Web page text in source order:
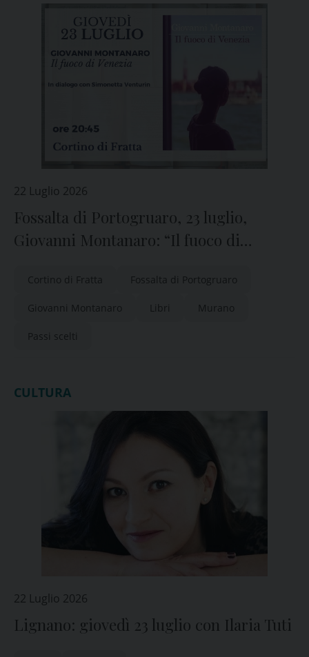
22 Luglio 2026
Fossalta di Portogruaro, 23 luglio,
Giovanni Montanaro: “Il fuoco di
Cortino di Fratta Fossalta di Portogruaro
Giovanni Montanaro Libri Murano
Passi scelti
CULTURA
22 Luglio 2026
Lignano: giovedì 23 luglio con Ilaria Tuti